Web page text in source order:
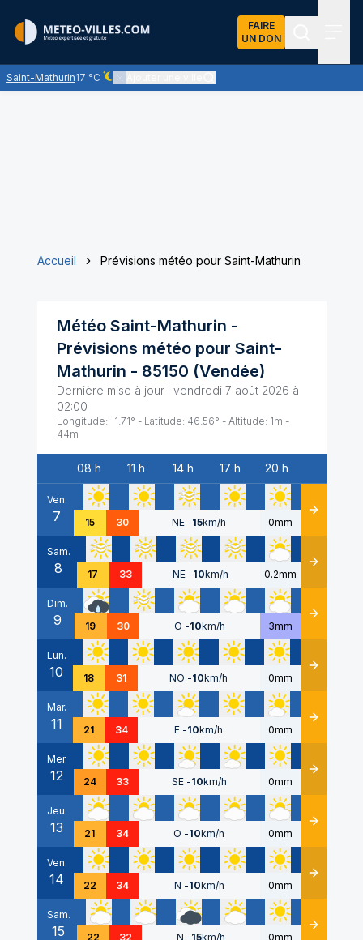
FAIRE
UN DON
Saint-Mathurin17 °C
Ciel dégagé - quasiment pas de nuages
Accueil Prévisions météo pour Saint-Mathurin
Météo Saint-Mathurin -
Prévisions météo pour Saint-
Mathurin - 85150 (Vendée)
Dernière mise à jour : vendredi 7 août 2026 à
02:00
Longitude: -1.71° - Latitude: 46.56° - Altitude: 1m -
44m
Date
08 h 11 h 14 h 17 h 20 h
Ven.
7 15 30 NE -15km/h 0mm Détails
Sam.
8 17 33 NE -10km/h 0.2mm Détails
Dim.
9 19 30 O -10km/h 3mm Détails
Lun.
10 18 31 NO -10km/h 0mm Détails
Mar.
11 21 34 E -10km/h 0mm Détails
Mer.
12 24 33 SE -10km/h 0mm Détails
Jeu.
13 21 34 O -10km/h 0mm Détails
Ven.
14 22 34 N -10km/h 0mm Détails
Sam.
15 22 32 N -15km/h 0mm Détails